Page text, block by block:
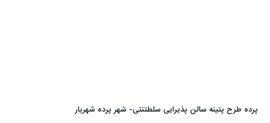
پرده طرح پتینه سالن پذیرایی سلطتنتی- شهر پرده شهریار